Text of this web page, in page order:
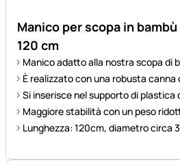
Manico per scopa in
120 cm
Manico adatto alla nostra scopa di
È realizzato con una robusta canna
Si inserisce nel supporto di plastica
Maggiore stabilità con un peso
Lunghezza: 120cm, diametro circa